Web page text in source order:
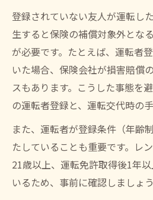
登録されていない友人が運転し
生すると保険の補償対象外とな
が必要です。たとえば、運転者
いた場合、保険会社が損害賠償
スもあります。こうした事態を
の運転者登録と、運転交代時の
また、運転者が登録条件（年齢
たしていることも重要です。レ
21歳以上、運転免許取得後1年
いるため、事前に確認しましょう